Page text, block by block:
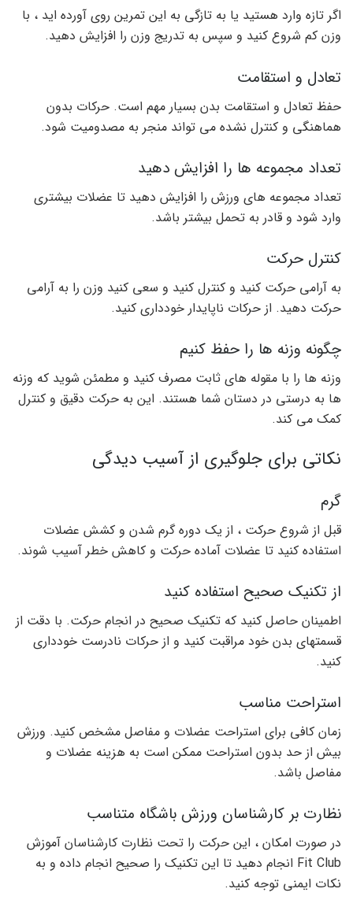
اگر تازه وارد هستید یا به تازگی به این تمرین روی آورده اید ، با
وزن کم شروع کنید و سپس به تدریج وزن را افزایش دهید.
تعادل و استقامت
حفظ تعادل و استقامت بدن بسیار مهم است. حرکات بدون
هماهنگی و کنترل نشده می تواند منجر به مصدومیت شود.
تعداد مجموعه ها را افزایش دهید
تعداد مجموعه های ورزش را افزایش دهید تا عضلات بیشتری
وارد شود و قادر به تحمل بیشتر باشد.
کنترل حرکت
به آرامی حرکت کنید و کنترل کنید و سعی کنید وزن را به آرامی
حرکت دهید. از حرکات ناپایدار خودداری کنید.
چگونه وزنه ها را حفظ کنیم
وزنه ها را با مقوله های ثابت مصرف کنید و مطمئن شوید که وزنه
ها به درستی در دستان شما هستند. این به حرکت دقیق و کنترل
کمک می کند.
نکاتی برای جلوگیری از آسیب دیدگی
گرم
قبل از شروع حرکت ، از یک دوره گرم شدن و کشش عضلات
استفاده کنید تا عضلات آماده حرکت و کاهش خطر آسیب شوند.
از تکنیک صحیح استفاده کنید
اطمینان حاصل کنید که تکنیک صحیح در انجام حرکت. با دقت از
قسمتهای بدن خود مراقبت کنید و از حرکات نادرست خودداری
کنید.
استراحت مناسب
زمان کافی برای استراحت عضلات و مفاصل مشخص کنید. ورزش
بیش از حد بدون استراحت ممکن است به هزینه عضلات و
مفاصل باشد.
نظارت بر کارشناسان ورزش باشگاه متناسب
در صورت امکان ، این حرکت را تحت نظارت کارشناسان آموزش
Fit Club انجام دهید تا این تکنیک را صحیح انجام داده و به
نکات ایمنی توجه کنید.